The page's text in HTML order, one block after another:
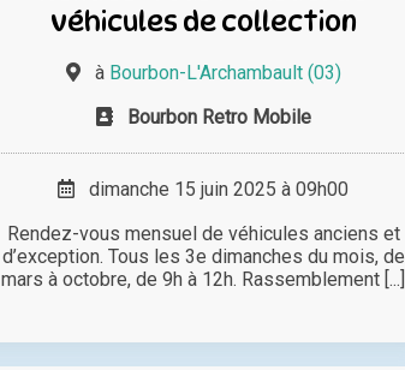
véhicules de collection
à Bourbon-L'Archambault (03)
Bourbon Retro Mobile
dimanche 15 juin 2025 à 09h00
Rendez-vous mensuel de véhicules anciens et
d’exception. Tous les 3e dimanches du mois, de
mars à octobre, de 9h à 12h. Rassemblement [...]